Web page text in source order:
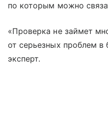
по которым можно
«Проверка не займет
от серьезных проблем
эксперт.